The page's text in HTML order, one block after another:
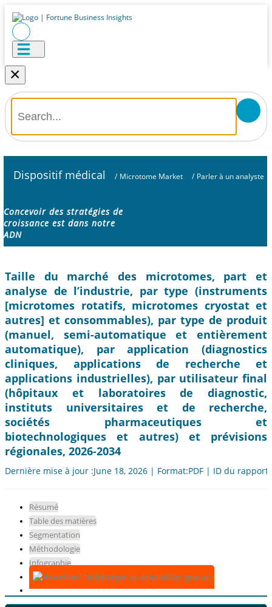
×
Dispositif médical / Microtome Market / Parler à un analyste
Concevoir des stratégies de
croissance est dans notre
ADN
Taille du marché des microtomes, part et
analyse de l’industrie, par type (instruments
[microtomes rotatifs, microtomes cryostat et
autres] et consommables), par type de produit
(manuel, semi-automatique et entièrement
automatique), par application (diagnostics
cliniques, applications de recherche et
applications industrielles), par utilisateur final
(hôpitaux et laboratoires de diagnostic,
instituts universitaires et de recherche,
sociétés pharmaceutiques et
biotechnologiques et autres) et prévisions
régionales, 2026-2034
Dernière mise à jour :June 18, 2026 | Format:PDF | ID du
Résumé
Table des matières
Segmentation
Méthodologie
Infographie
Télécharger un échantillon gratuit